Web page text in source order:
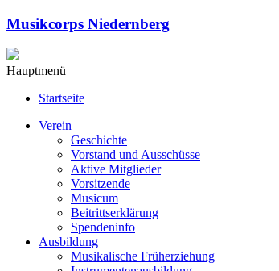
Musikcorps Niedernberg
Hauptmenü
Startseite
Verein
Geschichte
Vorstand und Ausschüsse
Aktive Mitglieder
Vorsitzende
Musicum
Beitrittserklärung
Spendeninfo
Ausbildung
Musikalische Früherziehung